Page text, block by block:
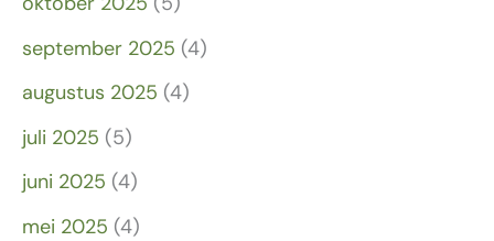
september 2025 (4)
augustus 2025 (4)
juli 2025 (5)
juni 2025 (4)
mei 2025 (4)